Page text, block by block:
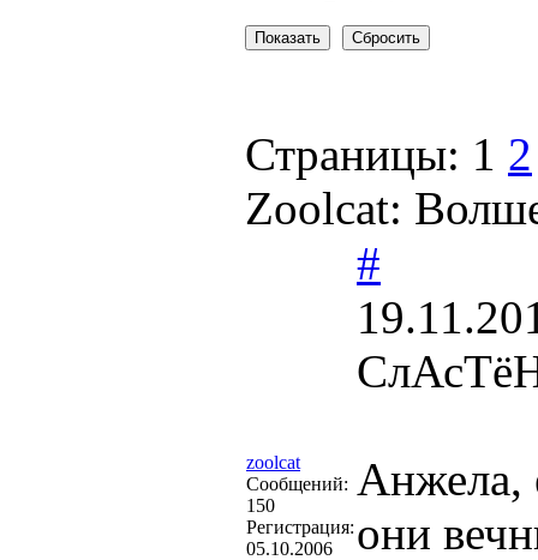
Страницы: 1 2
Zoolcat:
zoolcat
Cообщений:
150
Регистрация:
05.10.2006
#
Анжела,
они